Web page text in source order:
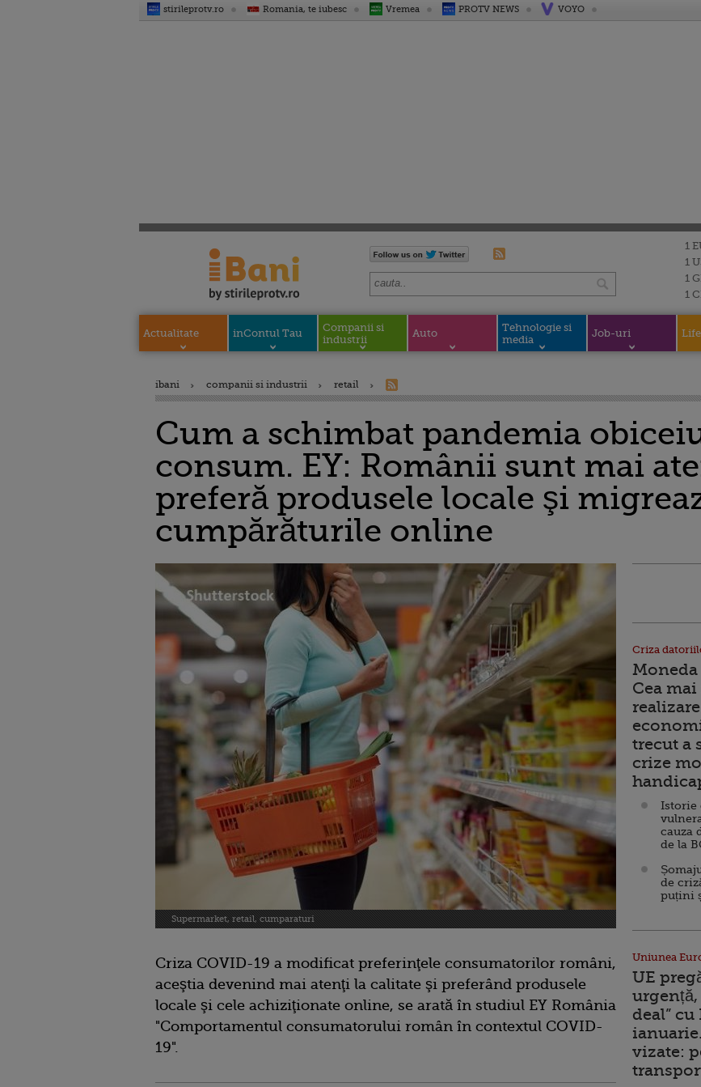
stirileprotv.ro Romania, te iubesc Vremea PROTV NEWS VOYO
1
1
1
1
Actualitate inContul Tau
Companii si
industrii
Auto
Tehnologie si
media
Job-uri
ibani companii si industrii retail
Cum a schimbat pandemia
consum. EY: Românii sunt mai
preferă produsele locale şi
cumpărăturile online
Supermarket, retail, cumparaturi
Criza COVID-19 a modificat preferinţele consumatorilor români,
aceştia devenind mai atenţi la calitate şi preferând produsele
locale şi cele achiziţionate online, se arată în studiul EY România
"Comportamentul consumatorului român în contextul COVID-
19".
Criza
Moneda
Cea
trecut a
crize
Istorie
cauza
de la
de
puțini
Uniunea
UE
deal”
vizate: